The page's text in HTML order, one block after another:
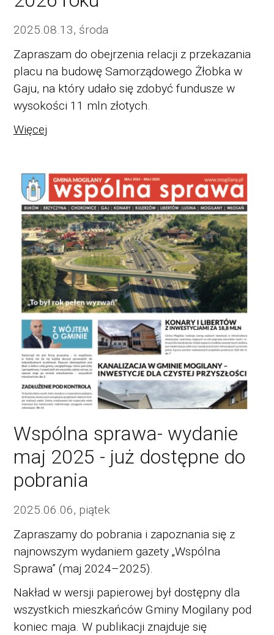
2025.08.13, środa
Zapraszam do obejrzenia relacji z przekazania
placu na budowę Samorządowego Żłobka w
Gaju, na który udało się zdobyć fundusze w
wysokości 11 mln złotych.
Więcej
Wspólna sprawa- wydanie
maj 2025 - już dostępne do
pobrania
2025.06.06, piątek
Zapraszamy do pobrania i zapoznania się z
najnowszym wydaniem gazety „Wspólna
Sprawa” (maj 2024–2025).
Nakład w wersji papierowej był dostępny dla
wszystkich mieszkańców Gminy Mogilany pod
koniec maja. W publikacji znajduje się